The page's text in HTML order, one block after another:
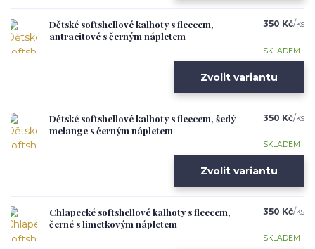
Dětské softshellové kalhoty s fleecem,
antracitové s černým nápletem
350 Kč/ks
SKLADEM
Zvolit variantu
Dětské softshellové kalhoty s fleecem, šedý
melange s černým nápletem
350 Kč/ks
SKLADEM
Zvolit variantu
Chlapecké softshellové kalhoty s fleecem,
černé s limetkovým nápletem
350 Kč/ks
SKLADEM